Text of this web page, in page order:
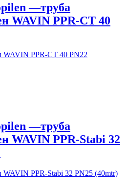
—труба
WAVIN PPR-CT 40
WAVIN PPR-CT 40 PN22
—труба
WAVIN PPR-Stabi 32
WAVIN PPR-Stabi 32 PN25 (40mtr)